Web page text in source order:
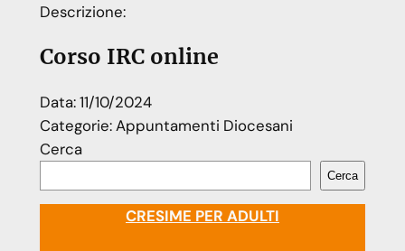
Descrizione:
Corso IRC online
Data:11/10/2024
Categorie:Appuntamenti Diocesani
Cerca
Cerca
CRESIME PER ADULTI